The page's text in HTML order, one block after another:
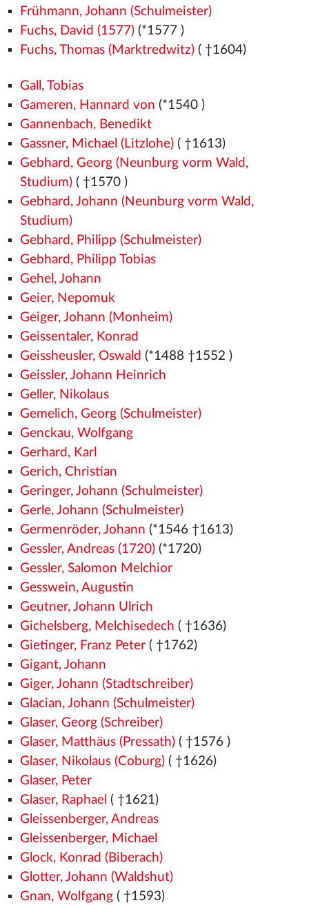
Frühmann, Johann (Schulmeister)
Fuchs, David (1577)(*1577 )
Fuchs, Thomas (Marktredwitz)( †1604)
Gall, Tobias
Gameren, Hannard von (*1540 )
Gannenbach, Benedikt
Gassner, Michael (Litzlohe)( †1613)
Gebhard, Georg (Neunburg vorm Wald,
Studium)( †1570 )
Gebhard, Johann (Neunburg vorm Wald,
Studium)
Gebhard, Philipp (Schulmeister)
Gebhard, Philipp Tobias
Gehel, Johann
Geier, Nepomuk
Geiger, Johann (Monheim)
Geissentaler, Konrad
Geissheusler, Oswald (*1488 †1552 )
Geissler, Johann Heinrich
Geller, Nikolaus
Gemelich, Georg (Schulmeister)
Genckau, Wolfgang
Gerhard, Karl
Gerich, Christian
Geringer, Johann (Schulmeister)
Gerle, Johann (Schulmeister)
Germenröder, Johann (*1546 †1613)
Gessler, Andreas (1720)(*1720)
Gessler, Salomon Melchior
Gesswein, Augustin
Geutner, Johann Ulrich
Gichelsberg, Melchisedech ( †1636)
Gietinger, Franz Peter( †1762)
Gigant, Johann
Giger, Johann (Stadtschreiber)
Glacian, Johann (Schulmeister)
Glaser, Georg (Schreiber)
Glaser, Matthäus (Pressath)( †1576 )
Glaser, Nikolaus (Coburg)( †1626)
Glaser, Peter
Glaser, Raphael ( †1621)
Gleissenberger, Andreas
Gleissenberger, Michael
Glock, Konrad (Biberach)
Glotter, Johann (Waldshut)
Gnan, Wolfgang( †1593)